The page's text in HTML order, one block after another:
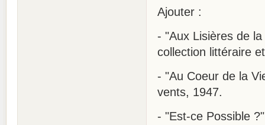
Ajouter :
- "Aux Lisières de
collection littéraire
- "Au Coeur de la
vents, 1947.
- "Est-ce Possible